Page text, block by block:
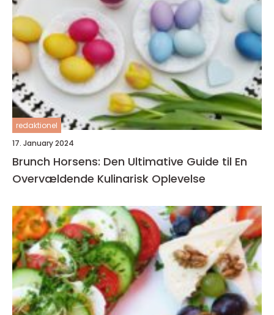
redaktionel
17. January 2024
Brunch Horsens: Den Ultimative Guide til En
Overvældende Kulinarisk Oplevelse